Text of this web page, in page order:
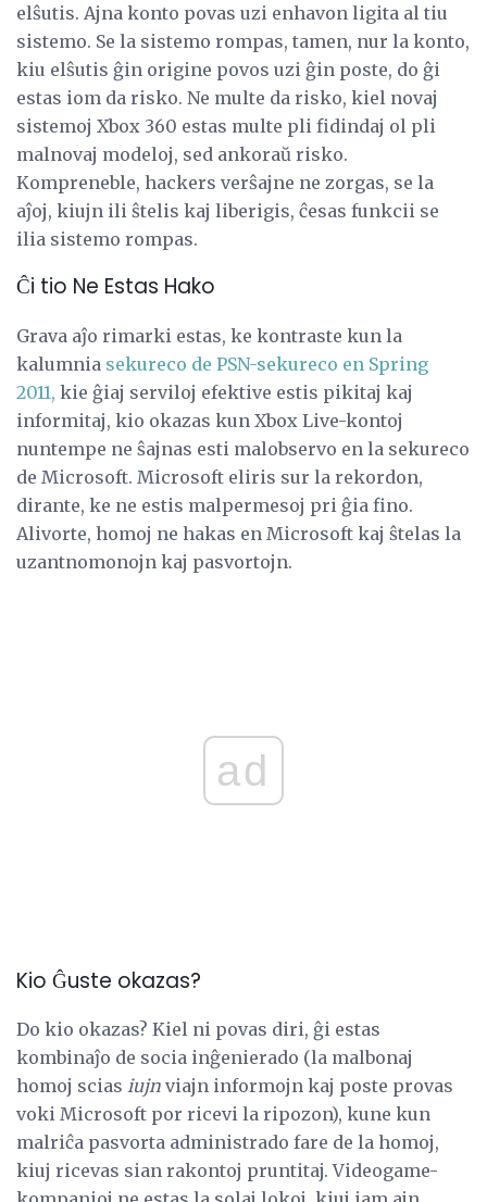
elŝutis. Ajna konto povas uzi enhavon ligita al tiu
sistemo. Se la sistemo rompas, tamen, nur la konto,
kiu elŝutis ĝin origine povos uzi ĝin poste, do ĝi
estas iom da risko. Ne multe da risko, kiel novaj
sistemoj Xbox 360 estas multe pli fidindaj ol pli
malnovaj modeloj, sed ankoraŭ risko.
Kompreneble, hackers verŝajne ne zorgas, se la
aĵoj, kiujn ili ŝtelis kaj liberigis, ĉesas funkcii se
ilia sistemo rompas.
Ĉi tio Ne Estas Hako
Grava aĵo rimarki estas, ke kontraste kun la
kalumnia sekureco de PSN-sekureco en Spring
2011, kie ĝiaj serviloj efektive estis pikitaj kaj
informitaj, kio okazas kun Xbox Live-kontoj
nuntempe ne ŝajnas esti malobservo en la sekureco
de Microsoft. Microsoft eliris sur la rekordon,
dirante, ke ne estis malpermesoj pri ĝia fino.
Alivorte, homoj ne hakas en Microsoft kaj ŝtelas la
uzantnomonojn kaj pasvortojn.
ad
Kio Ĝuste okazas?
Do kio okazas? Kiel ni povas diri, ĝi estas
kombinaĵo de socia inĝenierado (la malbonaj
homoj scias iujn viajn informojn kaj poste provas
voki Microsoft por ricevi la ripozon), kune kun
malriĉa pasvorta administrado fare de la homoj,
kiuj ricevas sian rakontoj pruntitaj. Videogame-